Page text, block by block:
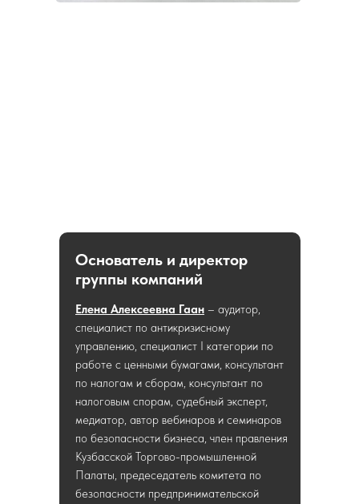
Основатель и директор
группы компаний
Елена Алексеевна Гаан – аудитор,
специалист по антикризисному
управлению, специалист I категории по
работе с ценными бумагами, консультант
по налогам и сборам, консультант по
налоговым спорам, судебный эксперт,
медиатор, автор вебинаров и семинаров
по безопасности бизнеса, член правления
Кузбасской Торгово-промышленной
Палаты, предеседатель комитета по
безопасности предпринимательской